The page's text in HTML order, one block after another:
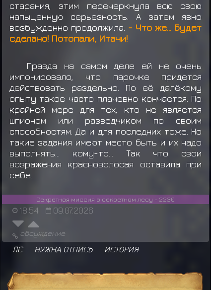
старания, этим перечеркнула всю свою
напыщенную серьезность. А затем явно
возбужденно продолжила. - Что же... Будет
сделано! Потопали, Итачи!
Правда на самом деле ей не очень
импонировало, что парочке придется
действовать раздельно. По её далёкому
опыту такое часто плачевно кончается. По
крайней мере для тех, кто не является
шпионом или разведчиком по своим
способностям. Да и для последних тоже. Но
такие задания имеют место быть и их надо
выполнять... кому-то... Так что свои
возражения красноволосая оставила при
себе.
Секретная миссия в секретном лесу - 2230
18:54 09.07.2026
обсуждение
ЛС НУЖНА ОТПИСЬ ИСТОРИЯ